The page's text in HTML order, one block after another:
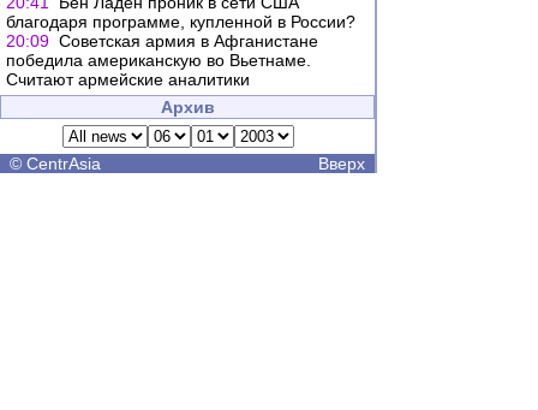
благодаря программе, купленной в России?
20:09 Советская армия в Афганистане
победила американскую во Вьетнаме.
Считают армейские аналитики
Архив
© CentrAsia Вверх